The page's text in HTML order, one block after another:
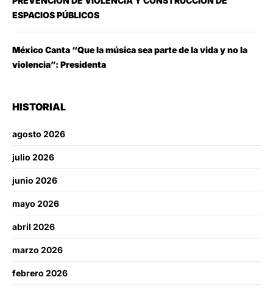
ESPACIOS PÚBLICOS
México Canta “Que la música sea parte de la vida y no la
violencia”: Presidenta
HISTORIAL
agosto 2026
julio 2026
junio 2026
mayo 2026
abril 2026
marzo 2026
febrero 2026